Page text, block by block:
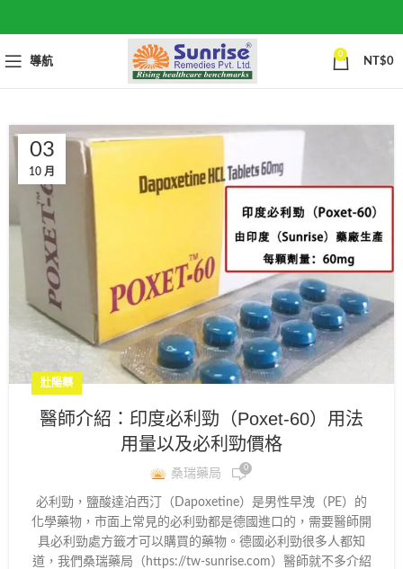
導航
0
NT$0
03
10 月
壯陽藥
醫師介紹：印度必利勁（Poxet-60）用法
用量以及必利勁價格
桑瑞藥局 0
必利勁，鹽酸達泊西汀（Dapoxetine）是男性早洩（PE）的
化學藥物，市面上常見的必利勁都是德國進口的，需要醫師開
具必利勁處方籤才可以購買的藥物。德國必利勁很多人都知
道，我們桑瑞藥局（https://tw-sunrise.com）醫師就不多介紹